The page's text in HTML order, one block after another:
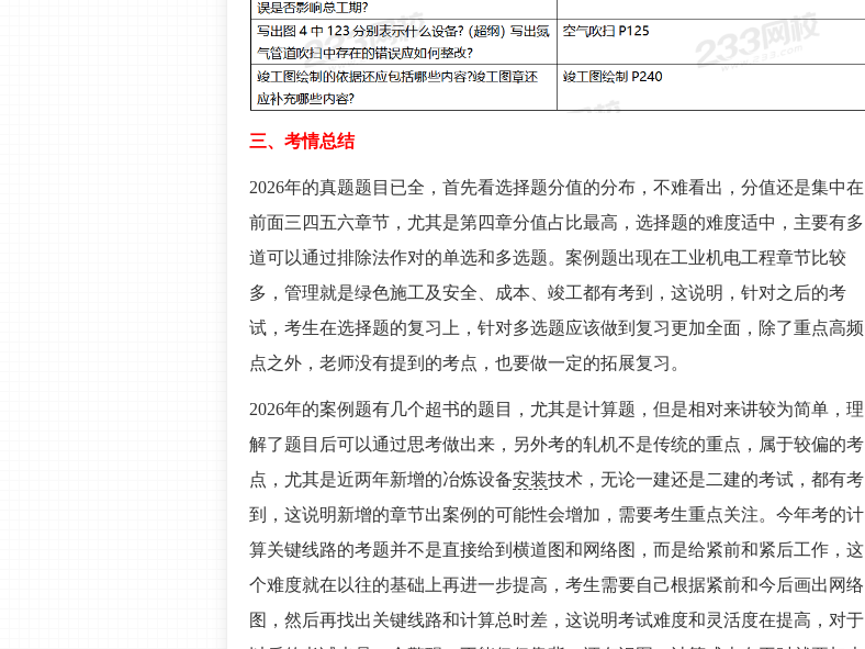
三、考情总结
2026年的真题题目已全，首先看选择题分值的分布，不难看出，分值还是集中在
前面三四五六章节，尤其是第四章分值占比最高，选择题的难度适中，主要有多
道可以通过排除法作对的单选和多选题。案例题出现在工业机电工程章节比较
多，管理就是绿色施工及安全、成本、竣工都有考到，这说明，针对之后的考
试，考生在选择题的复习上，针对多选题应该做到复习更加全面，除了重点高频
点之外，老师没有提到的考点，也要做一定的拓展复习。
2026年的案例题有几个超书的题目，尤其是计算题，但是相对来讲较为简单，理
解了题目后可以通过思考做出来，另外考的轧机不是传统的重点，属于较偏的考
点，尤其是近两年新增的冶炼设备安装技术，无论一建还是二建的考试，都有考
到，这说明新增的章节出案例的可能性会增加，需要考生重点关注。今年考的计
算关键线路的考题并不是直接给到横道图和网络图，而是给紧前和紧后工作，这
个难度就在以往的基础上再进一步提高，考生需要自己根据紧前和今后画出网络
图，然后再找出关键线路和计算总时差，这说明考试难度和灵活度在提高，对于